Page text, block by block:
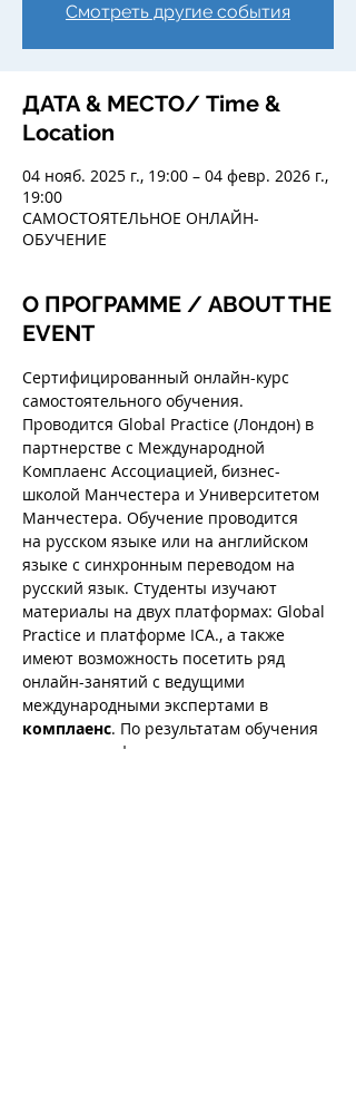
Смотреть другие события
ДАТА & МЕСТО/ Time &
Location
04 нояб. 2025 г., 19:00 – 04 февр. 2026 г.,
19:00
САМОСТОЯТЕЛЬНОЕ ОНЛАЙН-
ОБУЧЕНИЕ
О ПРОГРАММЕ / ABOUT THE
EVENT
Сертифицированный онлайн-курс
самостоятельного обучения.
Проводится Global Practice (Лондон) в
партнерстве с Международной
Комплаенс Ассоциацией, бизнес-
школой Манчестера и Университетом
Манчестера. Обучение проводится
на русском языке или на английском
языке с синхронным переводом на
русский язык. Студенты изучают
материалы на двух платформах: Global
Practice и платформе ICA., а также
имеют возможность посетить ряд
онлайн-занятий с ведущими
международными экспертами в
комплаенс. По результатам обучения
на двух платформах выдается